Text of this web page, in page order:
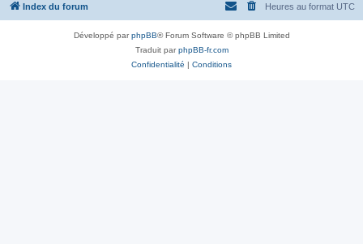
Index du forum Heures au format UTC
Développé parphpBB® Forum Software © phpBB Limited
Traduit parphpBB-fr.com
Confidentialité | Conditions